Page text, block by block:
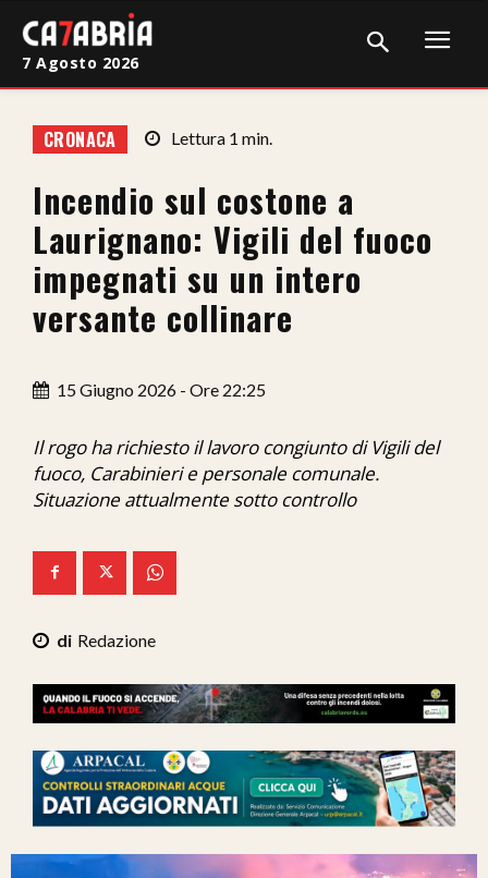
Cronaca
Giudiziaria
Politica
Sport
Sanità
Economia
Ita-Mondo
C7 Play
We Calabria
Mix Zone
7 Agosto 2026
CRONACA Lettura 1 min.
Incendio sul costone a
Laurignano: Vigili del fuoco
impegnati su un intero
versante collinare
15 Giugno 2026 - Ore 22:25
Il rogo ha richiesto il lavoro congiunto di Vigili del
fuoco, Carabinieri e personale comunale.
Situazione attualmente sotto controllo
Redazione